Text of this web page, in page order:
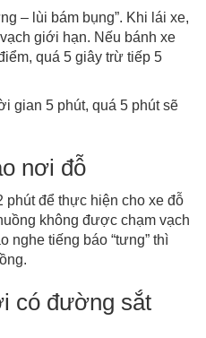
– lùi bám bụng”. Khi lái xe,
giới hạn. Nếu bánh xe
quá 5 giây trừ tiếp 5
gian 5 phút, quá 5 phút sẽ
nơi đỗ
phút để thực hiện cho xe đỗ
không được chạm vạch
nghe tiếng báo “tưng” thì
có đường sắt